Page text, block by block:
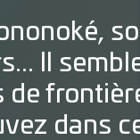
Il
dans